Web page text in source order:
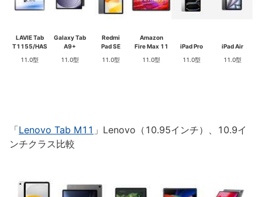
LAVIE Tab
T1155/HAS
11.0型
Galaxy Tab
A9+
11.0型
Redmi
Pad SE
11.0型
Amazon
Fire Max 11
11.0型
iPad Pro
11.0型
iPad Air
11.0型
「Lenovo Tab M11 」Lenovo（10.95インチ）、10.9イ
ンチクラス比較